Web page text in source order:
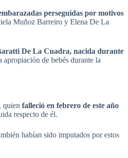
perseguidas por motivos
Muñoz Barreiro y Elena De La
De La Cuadra, nacida durante
de bebés durante la
quien falleció en febrero de este año
respecto de él.
habían sido imputados por estos